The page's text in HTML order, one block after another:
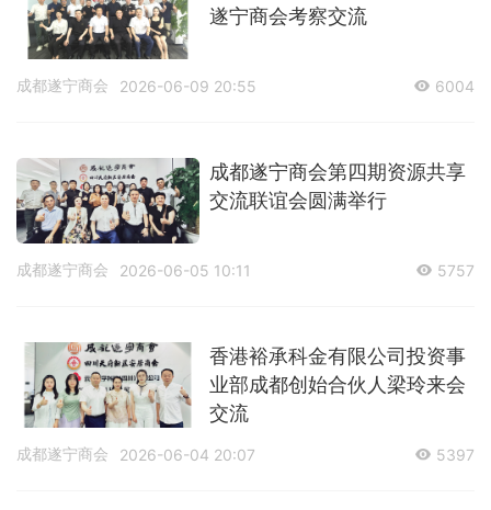
遂宁商会考察交流
成都遂宁商会 2026-06-09 20:55 6004
成都遂宁商会第四期资源共享
交流联谊会圆满举行
成都遂宁商会 2026-06-05 10:11 5757
香港裕承科金有限公司投资事
业部成都创始合伙人梁玲来会
交流
成都遂宁商会 2026-06-04 20:07 5397